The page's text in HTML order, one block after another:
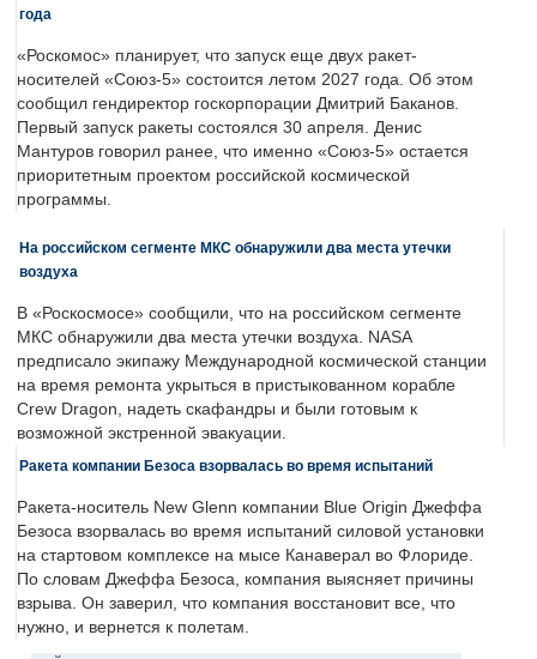
года
«Роскомос» планирует, что запуск еще двух ракет-
носителей «Союз-5» состоится летом 2027 года. Об этом
сообщил гендиректор госкорпорации Дмитрий Баканов.
Первый запуск ракеты состоялся 30 апреля. Денис
Мантуров говорил ранее, что именно «Союз-5» остается
приоритетным проектом российской космической
программы.
На российском сегменте МКС обнаружили два места утечки
воздуха
В «Роскосмосе» сообщили, что на российском сегменте
МКС обнаружили два места утечки воздуха. NASA
предписало экипажу Международной космической станции
на время ремонта укрыться в пристыкованном корабле
Crew Dragon, надеть скафандры и были готовым к
возможной экстренной эвакуации.
Ракета компании Безоса взорвалась во время испытаний
Ракета-носитель New Glenn компании Blue Origin Джеффа
Безоса взорвалась во время испытаний силовой установки
на стартовом комплексе на мысе Канаверал во Флориде.
По словам Джеффа Безоса, компания выясняет причины
взрыва. Он заверил, что компания восстановит все, что
нужно, и вернется к полетам.